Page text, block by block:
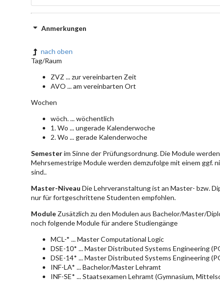
Anmerkungen
nach oben
Tag/Raum
ZVZ ... zur vereinbarten Zeit
AVO ... am vereinbarten Ort
Wochen
wöch. ... wöchentlich
1. Wo ... ungerade Kalenderwoche
2. Wo ... gerade Kalenderwoche
Semesterim Sinne der Prüfungsordnung. Die Module
Mehrsemestrige Module werden demzufolge mit einem ggf.
sind..
Master-Niveau Die Lehrveranstaltung ist an Master- bzw.
nur für fortgeschrittene Studenten empfohlen.
Module Zusätzlich zu den Modulen aus Bachelor/Master/
noch folgende Module für andere Studiengänge
MCL-* ... Master Computational Logic
DSE-10* ... Master Distributed Systems Engineering
DSE-14* ... Master Distributed Systems Engineering
INF-LA* ... Bachelor/Master Lehramt
INF-SE* ... Staatsexamen Lehramt (Gymnasium,